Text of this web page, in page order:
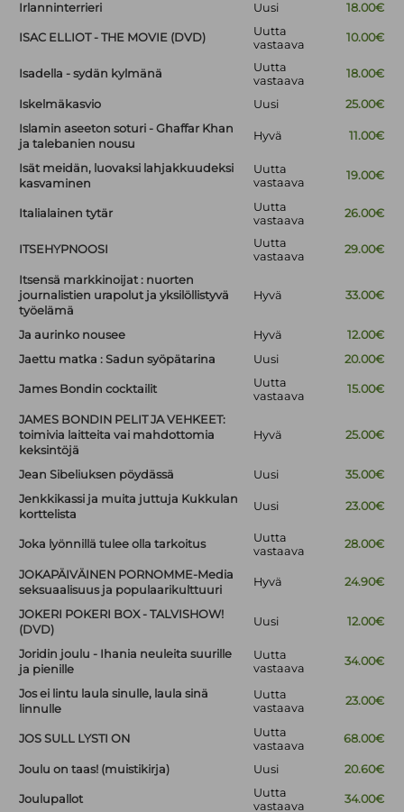
Irlanninterrieri Uusi 18.00€
ISAC ELLIOT - THE MOVIE (DVD)
Uutta
vastaava
10.00€
Isadella - sydän kylmänä
Uutta
vastaava
18.00€
Iskelmäkasvio Uusi
25.00€
Islamin aseeton soturi - Ghaffar Khan
ja talebanien nousu
Hyvä 11.00€
Isät meidän, luovaksi lahjakkuudeksi
kasvaminen
Uutta
vastaava
19.00€
Italialainen tytär
Uutta
vastaava
26.00€
ITSEHYPNOOSI
Uutta
vastaava
29.00€
Itsensä markkinoijat : nuorten
journalistien urapolut ja yksilöllistyvä
työelämä
Hyvä 33.00€
Ja aurinko nousee Hyvä
12.00€
Jaettu matka : Sadun syöpätarina
Uusi 20.00€
James Bondin cocktailit
Uutta
vastaava
15.00€
JAMES BONDIN PELIT JA VEHKEET:
toimivia laitteita vai mahdottomia
keksintöjä
Hyvä 25.00€
Jean Sibeliuksen pöydässä Uusi
35.00€
Jenkkikassi ja muita juttuja Kukkulan
korttelista
Uusi 23.00€
Joka lyönnillä tulee olla tarkoitus
Uutta
vastaava
28.00€
JOKAPÄIVÄINEN PORNOMME-Media
seksuaalisuus ja populaarikulttuuri
Hyvä 24.90€
JOKERI POKERI BOX - TALVISHOW!
(DVD)
Uusi 12.00€
Joridin joulu - Ihania neuleita suurille
ja pienille
Uutta
vastaava
34.00€
Jos ei lintu laula sinulle, laula sinä
linnulle
Uutta
vastaava
23.00€
JOS SULL LYSTI ON
Uutta
vastaava
68.00€
Joulu on taas! (muistikirja) Uusi 20.60€
Joulupallot
Uutta
vastaava
34.00€